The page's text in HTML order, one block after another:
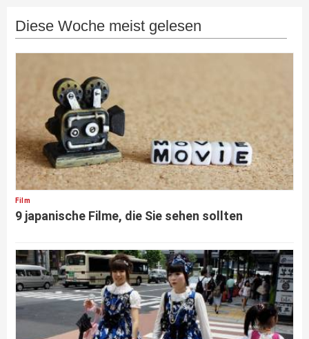
Diese Woche meist gelesen
Film
9 japanische Filme, die Sie sehen sollten